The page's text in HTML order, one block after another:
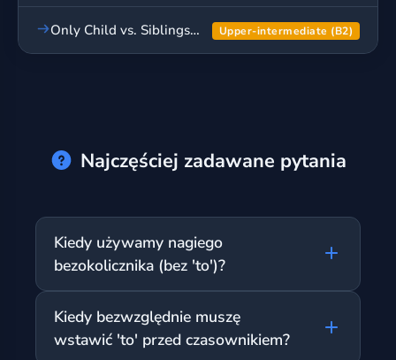
Only Child vs. Siblings: The Great Debate - prawda czy fałsz? Upper-intermediate (B2)
Najczęściej zadawane pytania
Kiedy używamy nagiego
bezokolicznika (bez 'to')?
najczęściej po czasownikach modalnych
(can, must, should) oraz po konstrukcjach
Kiedy bezwzględnie muszę
wstawić 'to' przed czasownikiem?